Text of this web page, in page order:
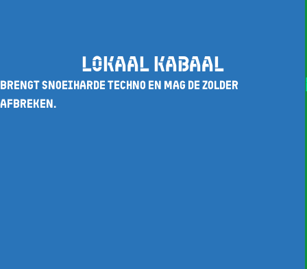
LOKAAL KABAAL
BRENGT SNOEIHARDE TECHNO EN MAG DE ZOLDER
AFBREKEN.